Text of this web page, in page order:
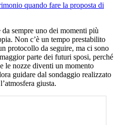
quando fare la proposta di
da sempre uno dei momenti più
Non c’è un tempo prestabilito
protocollo da seguire, ma ci sono
parte dei futuri sposi, perché
le nozze diventi un momento
guidare dal sondaggio realizzato
giusta.